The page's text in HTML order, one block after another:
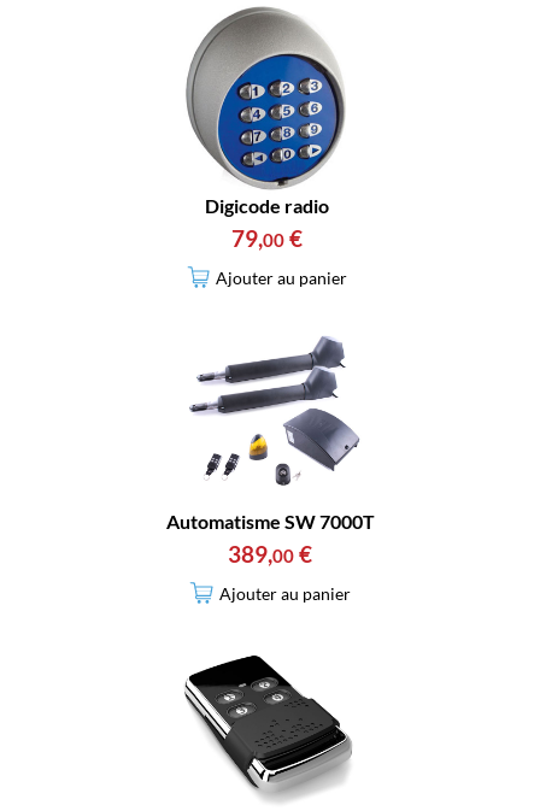
Digicode radio
79,00 €
Ajouter au panier
Automatisme SW 7000T
389,00 €
Ajouter au panier